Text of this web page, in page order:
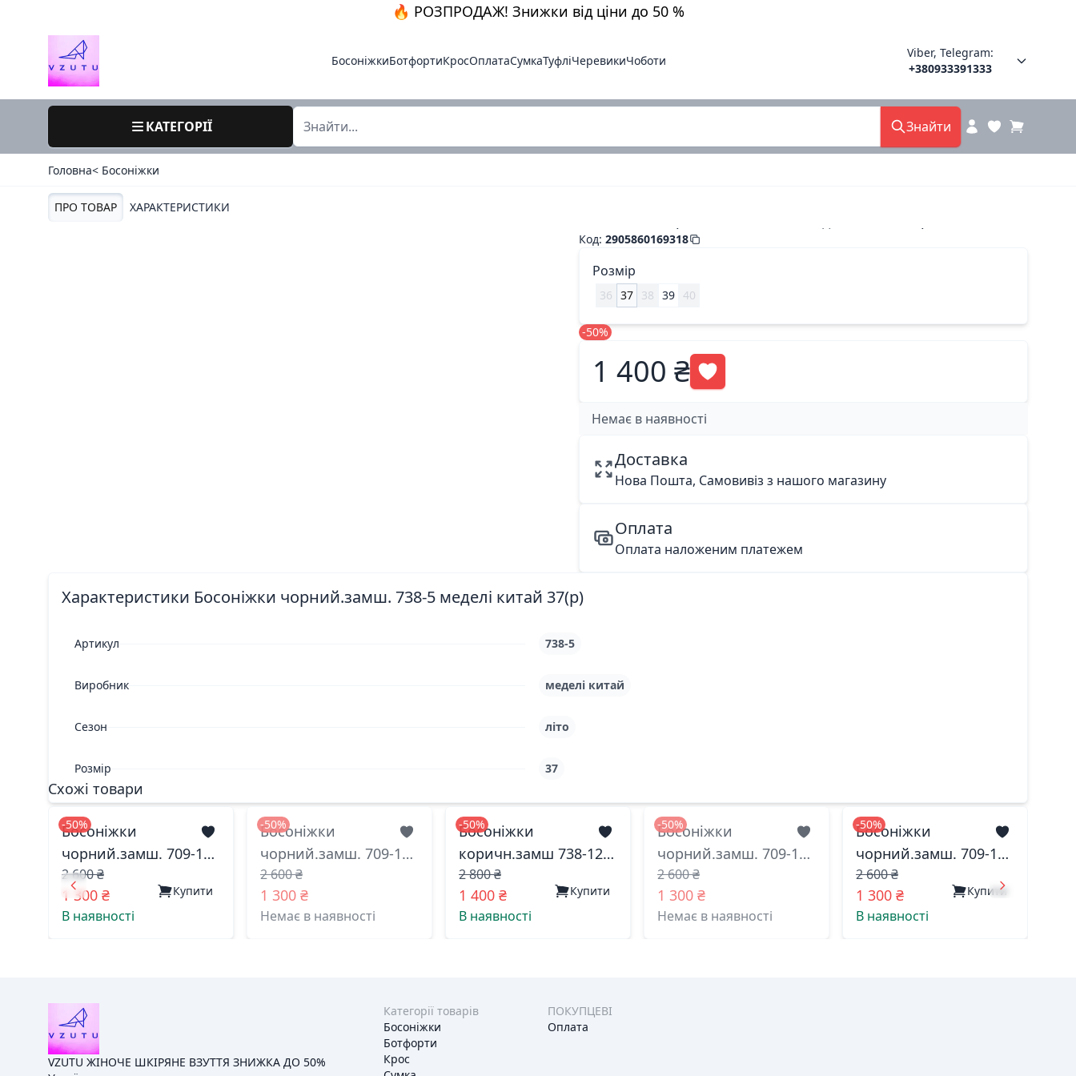
🔥 РОЗПРОДАЖ! Знижки від ціни до 50 %
БосоніжкиБотфортиКросОплатаСумкаТуфліЧеревикиЧоботи
Viber, Telegram:
+380933391333
КАТЕГОРІЇ Знайти
Головна< Босоніжки
ПРО ТОВАР ХАРАКТЕРИСТИКИ
37 / 738-5 / меделі китай / літо
Код:2905860169318
Розмір
36 37 38 39 40
-50%
1 400 ₴
Немає в наявності
Доставка
Нова Пошта, Самовивіз з нашого магазину
Оплата
Оплата наложеним платежем
Характеристики Босоніжки чорний.замш. 738-5 меделі китай 37(р)
Артикул 738-5
Виробник меделі китай
Сезон літо
Розмір 37
Схожі товари
-50%
Босоніжки
чорний.замш. 709-1
меделі китай 37(р)
2 600 ₴
1 300 ₴ Купити
В наявності
-50%
Босоніжки
чорний.замш. 709-1
меделі китай 38(р)
2 600 ₴
1 300 ₴
Немає в наявності
-50%
Босоніжки
коричн.замш 738-12
меделі китай 37(р)
2 800 ₴
1 400 ₴ Купити
В наявності
-50%
Босоніжки
чорний.замш. 709-1
меделі китай 39(р)
2 600 ₴
1 300 ₴
Немає в наявності
-50%
Босоніжки
чорний.замш. 709-1
меделі китай 41(р)
2 600 ₴
1 300 ₴ Купити
В наявності
VZUTU ЖІНОЧЕ ШКІРЯНЕ ВЗУТТЯ ЗНИЖКА ДО 50%
Категорії товарів
Босоніжки
Ботфорти
Крос
ПОКУПЦЕВІ
Оплата